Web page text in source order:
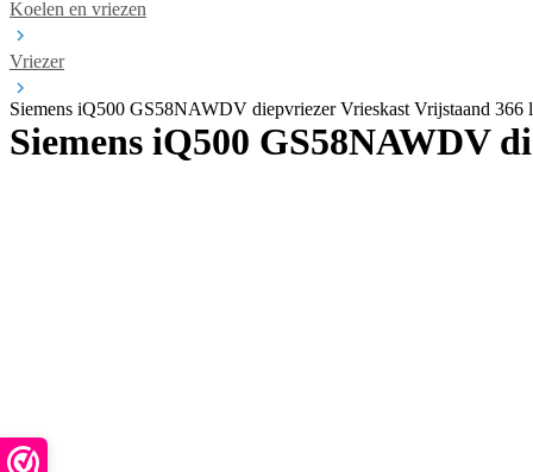
Koelen en vriezen
Vriezer
Siemens iQ500 GS58NAWDV diepvriezer Vrieskast Vrijstaand 366
Siemens iQ500 GS58NAWDV